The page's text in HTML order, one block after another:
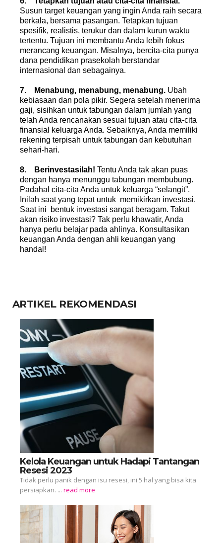
Susun target keuangan yang ingin Anda raih secara
berkala, bersama pasangan. Tetapkan tujuan
spesifik, realistis, terukur dan dalam kurun waktu
tertentu. Tujuan ini membantu Anda lebih fokus
merancang keuangan. Misalnya, bercita-cita punya
dana pendidikan prasekolah berstandar
internasional dan sebagainya.
7. Menabung, menabung, menabung. Ubah
kebiasaan dan pola pikir. Segera setelah menerima
gaji, sisihkan untuk tabungan dalam jumlah yang
telah Anda rencanakan sesuai tujuan atau cita-cita
finansial keluarga Anda. Sebaiknya, Anda memiliki
rekening terpisah untuk tabungan dan kebutuhan
sehari-hari.
8. Berinvestasilah! Tentu Anda tak akan puas
dengan hanya menunggu tabungan membubung.
Padahal cita-cita Anda untuk keluarga “selangit”.
Inilah saat yang tepat untuk memikirkan investasi.
Saat ini bentuk investasi sangat beragam. Takut
akan risiko investasi? Tak perlu khawatir, Anda
hanya perlu belajar pada ahlinya. Konsultasikan
keuangan Anda dengan ahli keuangan yang
handal!
ARTIKEL REKOMENDASI
Kelola Keuangan untuk Hadapi Tantangan
Resesi 2023
Tidak perlu panik dengan isu resesi, ini 5 hal yang bisa kita
persiapkan. ... read more